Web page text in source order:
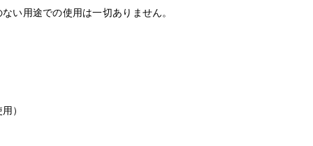
い用途での使用は一切ありません。
）